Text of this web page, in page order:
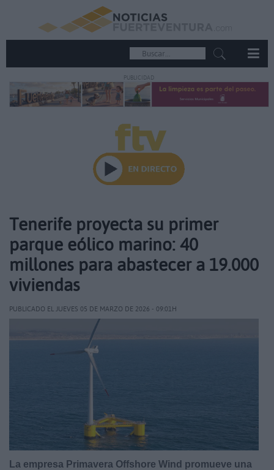
PUBLICIDAD
Tenerife proyecta su primer
parque eólico marino: 40
millones para abastecer a 19.000
viviendas
PUBLICADO EL JUEVES 05 DE MARZO DE 2026 - 09:01H
La empresa Primavera Offshore Wind promueve una